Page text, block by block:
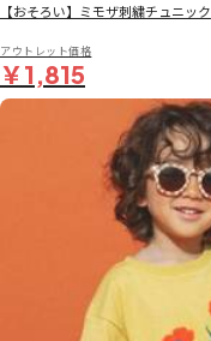
【おそろい】ミモザ刺繍チュニック
アウトレット価格
￥1,815